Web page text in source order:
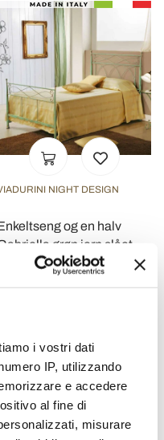
i vostri dati
IP, utilizzando
e accedere
al fine di
misurare
NIGHT DESIGN
og en halv
grøn jern slået
kobber
17.579,20 kr 21.973,96